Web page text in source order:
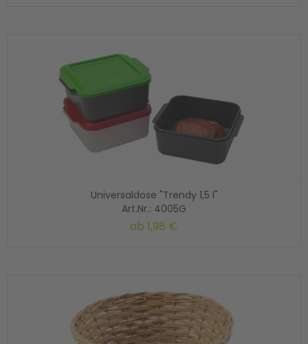
Universaldose "Trendy 1,5 l"
Art.Nr.: 4005G
ab 1,98 €